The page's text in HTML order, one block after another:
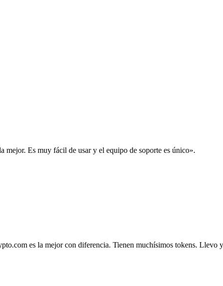
mejor. Es muy fácil de usar y el equipo de soporte es único».
es la mejor con diferencia. Tienen muchísimos tokens.